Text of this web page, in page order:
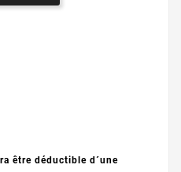
être déductible d´une